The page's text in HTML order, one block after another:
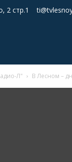
2 стр.1
Л" В Лесном –